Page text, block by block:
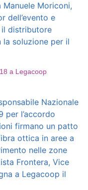
Manuele Moriconi,
dell’evento e
il distributore
la soluzione per il
a Legacoop
Nazionale
per l’accordo
firmano un patto
ottica in aree a
nelle zone
Frontera, Vice
a Legacoop il